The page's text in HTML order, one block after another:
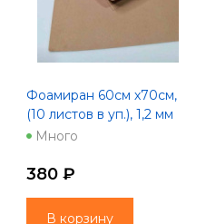
Фоамиран 60см х70см,
(10 листов в уп.), 1,2 мм
"Зефир" капучино
Много
380 ₽
В корзину